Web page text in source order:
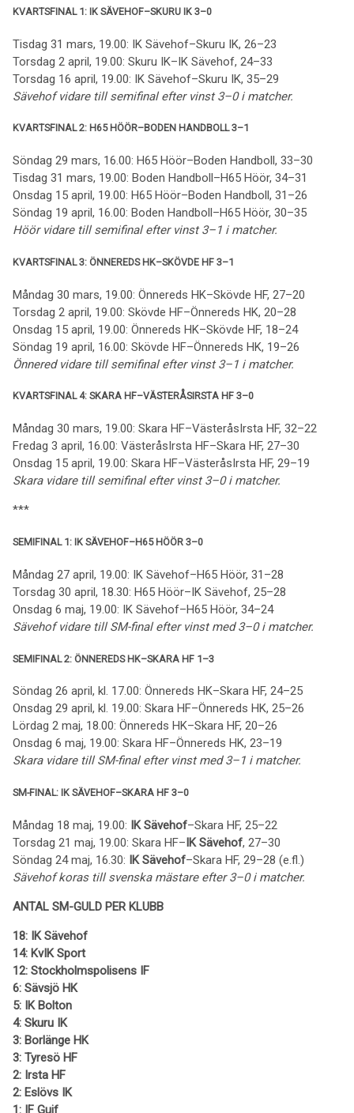
KVARTSFINAL 1: IK SÄVEHOF–SKURU IK 3–0
Tisdag 31 mars, 19.00: IK Sävehof–Skuru IK, 26–23
Torsdag 2 april, 19.00: Skuru IK–IK Sävehof, 24–33
Torsdag 16 april, 19.00: IK Sävehof–Skuru IK, 35–29
Sävehof vidare till semifinal efter vinst 3–0 i matcher.
KVARTSFINAL 2: H65 HÖÖR–BODEN HANDBOLL 3–1
Söndag 29 mars, 16.00: H65 Höör–Boden Handboll, 33–30
Tisdag 31 mars, 19.00: Boden Handboll–H65 Höör, 34–31
Onsdag 15 april, 19.00: H65 Höör–Boden Handboll, 31–26
Söndag 19 april, 16.00: Boden Handboll–H65 Höör, 30–35
Höör vidare till semifinal efter vinst 3–1 i matcher.
KVARTSFINAL 3: ÖNNEREDS HK–SKÖVDE HF 3–1
Måndag 30 mars, 19.00: Önnereds HK–Skövde HF, 27–20
Torsdag 2 april, 19.00: Skövde HF–Önnereds HK, 20–28
Onsdag 15 april, 19.00: Önnereds HK–Skövde HF, 18–24
Söndag 19 april, 16.00: Skövde HF–Önnereds HK, 19–26
Önnered vidare till semifinal efter vinst 3–1 i matcher.
KVARTSFINAL 4: SKARA HF–VÄSTERÅSIRSTA HF 3–0
Måndag 30 mars, 19.00: Skara HF–VästeråsIrsta HF, 32–22
Fredag 3 april, 16.00: VästeråsIrsta HF–Skara HF, 27–30
Onsdag 15 april, 19.00: Skara HF–VästeråsIrsta HF, 29–19
Skara vidare till semifinal efter vinst 3–0 i matcher.
***
SEMIFINAL 1: IK SÄVEHOF–H65 HÖÖR 3–0
Måndag 27 april, 19.00: IK Sävehof–H65 Höör, 31–28
Torsdag 30 april, 18.30: H65 Höör–IK Sävehof, 25–28
Onsdag 6 maj, 19.00: IK Sävehof–H65 Höör, 34–24
Sävehof vidare till SM-final efter vinst med 3–0 i matcher.
SEMIFINAL 2: ÖNNEREDS HK–SKARA HF 1–3
Söndag 26 april, kl. 17.00: Önnereds HK–Skara HF, 24–25
Onsdag 29 april, kl. 19.00: Skara HF–Önnereds HK, 25–26
Lördag 2 maj, 18.00: Önnereds HK–Skara HF, 20–26
Onsdag 6 maj, 19.00: Skara HF–Önnereds HK, 23–19
Skara vidare till SM-final efter vinst med 3–1 i matcher.
SM-FINAL: IK SÄVEHOF–SKARA HF 3–0
Måndag 18 maj, 19.00: IK Sävehof–Skara HF, 25–22
Torsdag 21 maj, 19.00: Skara HF–IK Sävehof, 27–30
Söndag 24 maj, 16.30: IK Sävehof–Skara HF, 29–28 (e.fl.)
Sävehof koras till svenska mästare efter 3–0 i matcher.
ANTAL SM-GULD PER KLUBB
18: IK Sävehof
14: KvIK Sport
12: Stockholmspolisens IF
6: Sävsjö HK
5: IK Bolton
4: Skuru IK
3: Borlänge HK
3: Tyresö HF
2: Irsta HF
2: Eslövs IK
1: IF Guif